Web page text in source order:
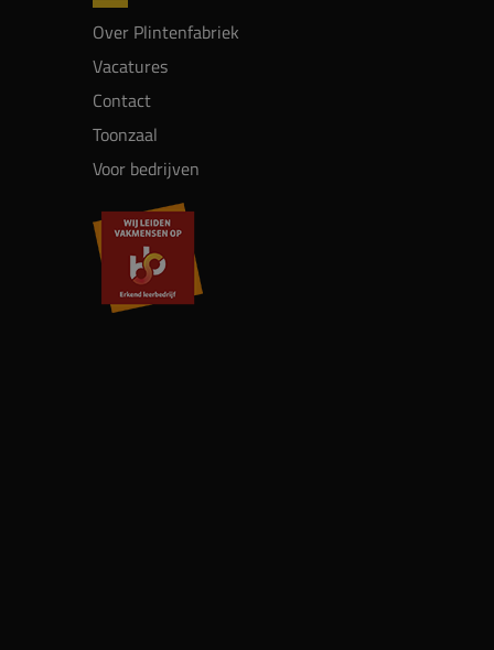
Over Plintenfabriek
Vacatures
Contact
Toonzaal
Voor bedrijven